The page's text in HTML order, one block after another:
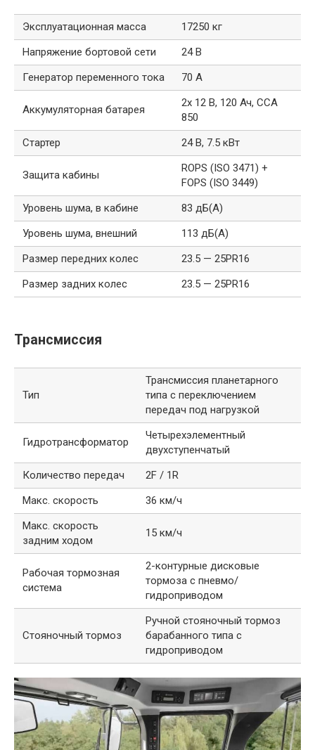
Эксплуатационная масса
17250 кг
Напряжение бортовой сети
24 В
Генератор переменного тока
70 А
Аккумуляторная батарея
2х 12 В, 120 Ач, CCA
850
Стартер
24 В, 7.5 кВт
Защита кабины
ROPS (ISO 3471) +
FOPS (ISO 3449)
Уровень шума, в кабине
83 дБ(А)
Уровень шума, внешний
113 дБ(А)
Размер передних колес
23.5 — 25PR16
Размер задних колес
23.5 — 25PR16
Трансмиссия
Тип
Трансмиссия планетарного
типа с переключением
передач под нагрузкой
Гидротрансформатор
Четырехэлементный
двухступенчатый
Количество передач
2F / 1R
Макс. скорость
36 км/ч
Макс. скорость
задним ходом
15 км/ч
Рабочая тормозная
система
2-контурные дисковые
тормоза с пневмо/
гидроприводом
Стояночный тормоз
Ручной стояночный тормоз
барабанного типа с
гидроприводом